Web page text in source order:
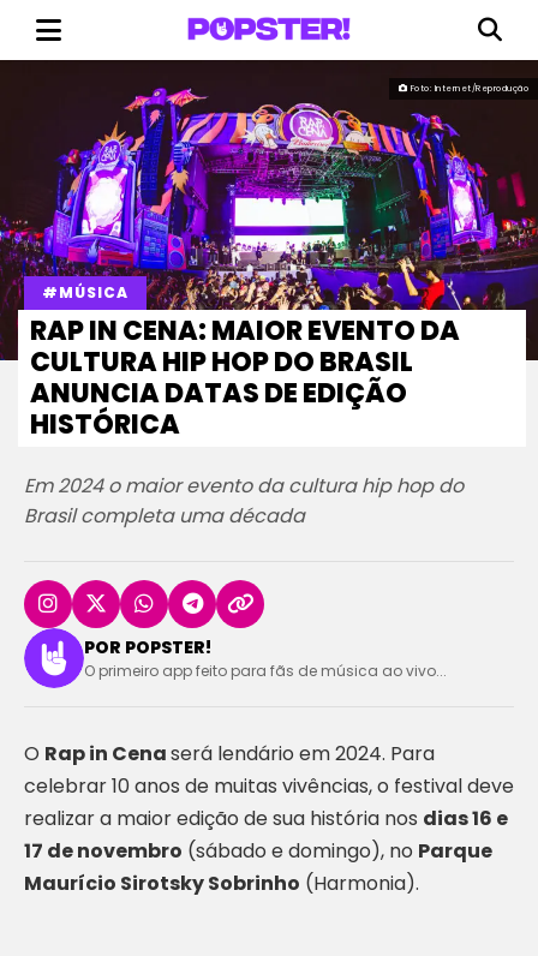
Foto: Internet/Reprodução
#MÚSICA
RAP IN CENA: MAIOR EVENTO DA
CULTURA HIP HOP DO BRASIL
ANUNCIA DATAS DE EDIÇÃO
HISTÓRICA
Em 2024 o maior evento da cultura hip hop do
Brasil completa uma década
POR POPSTER!
O primeiro app feito para fãs de música ao vivo...
O Rap in Cenaserá lendário em 2024. Para
celebrar 10 anos de muitas vivências, o festival deve
realizar a maior edição de sua história nos dias 16 e
17 de novembro (sábado e domingo), no Parque
Maurício Sirotsky Sobrinho (Harmonia).